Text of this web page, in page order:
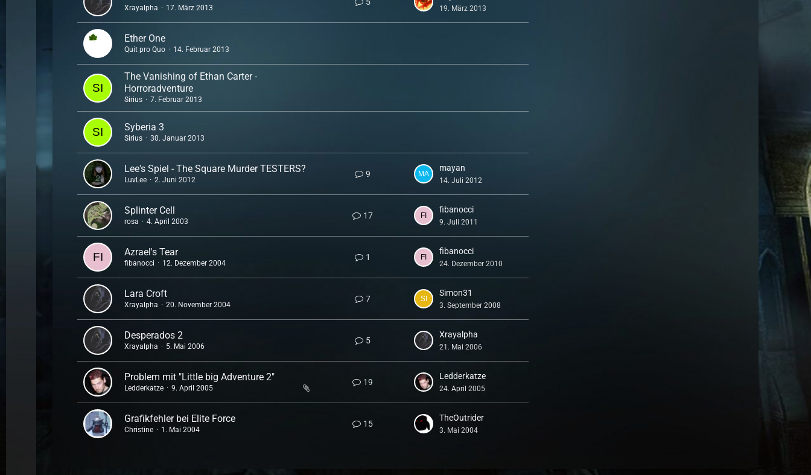
Xrayalpha 17. März 2013 19. März 2013
Ether One
Quit pro Quo 14. Februar 2013
The Vanishing of Ethan Carter -
Horroradventure
Sirius 7. Februar 2013
Syberia 3
Sirius 30. Januar 2013
Lee's Spiel - The Square Murder TESTERS?
LuvLee 2. Juni 2012
9
mayan
14. Juli 2012
Splinter Cell
rosa 4. April 2003
17
fibanocci
9. Juli 2011
Azrael's Tear
fibanocci 12. Dezember 2004
1
fibanocci
24. Dezember 2010
Lara Croft
Xrayalpha 20. November 2004
7
Simon31
3. September 2008
Desperados 2
Xrayalpha 5. Mai 2006
5
Xrayalpha
21. Mai 2006
Problem mit "Little big Adventure 2"
Ledderkatze 9. April 2005
19
Ledderkatze
24. April 2005
Grafikfehler bei Elite Force
Christine 1. Mai 2004
15
TheOutrider
3. Mai 2004